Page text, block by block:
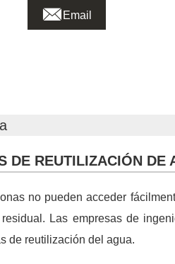
 Email
DE REUTILIZACIÓN DE
no pueden acceder
Las empresas de
de reutilización del agua.